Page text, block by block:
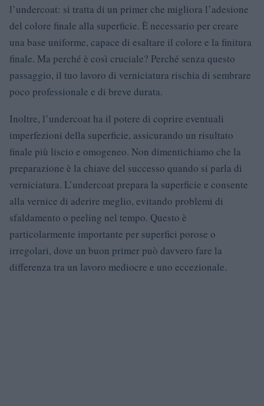
l’undercoat: si tratta di un primer che migliora l’adesione
del colore finale alla superficie. È necessario per creare
una base uniforme, capace di esaltare il colore e la finitura
finale. Ma perché è così cruciale? Perché senza questo
passaggio, il tuo lavoro di verniciatura rischia di sembrare
poco professionale e di breve durata.
Inoltre, l’undercoat ha il potere di coprire eventuali
imperfezioni della superficie, assicurando un risultato
finale più liscio e omogeneo. Non dimentichiamo che la
preparazione è la chiave del successo quando si parla di
verniciatura. L’undercoat prepara la superficie e consente
alla vernice di aderire meglio, evitando problemi di
sfaldamento o peeling nel tempo. Questo è
particolarmente importante per superfici porose o
irregolari, dove un buon primer può davvero fare la
differenza tra un lavoro mediocre e uno eccezionale.